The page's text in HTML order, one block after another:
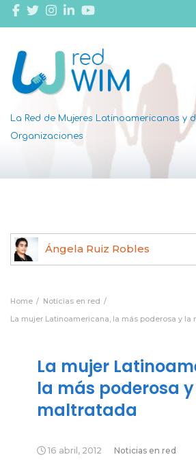
La Red de Mujeres Latinoamericanas y
Organizaciones
Dottie Thomas
Home
Noticias en red
La mujer Latinoamericana, la más poderosa y la
La mujer
la más poderosa
maltratada
16 abril, 2012 Noticias en red